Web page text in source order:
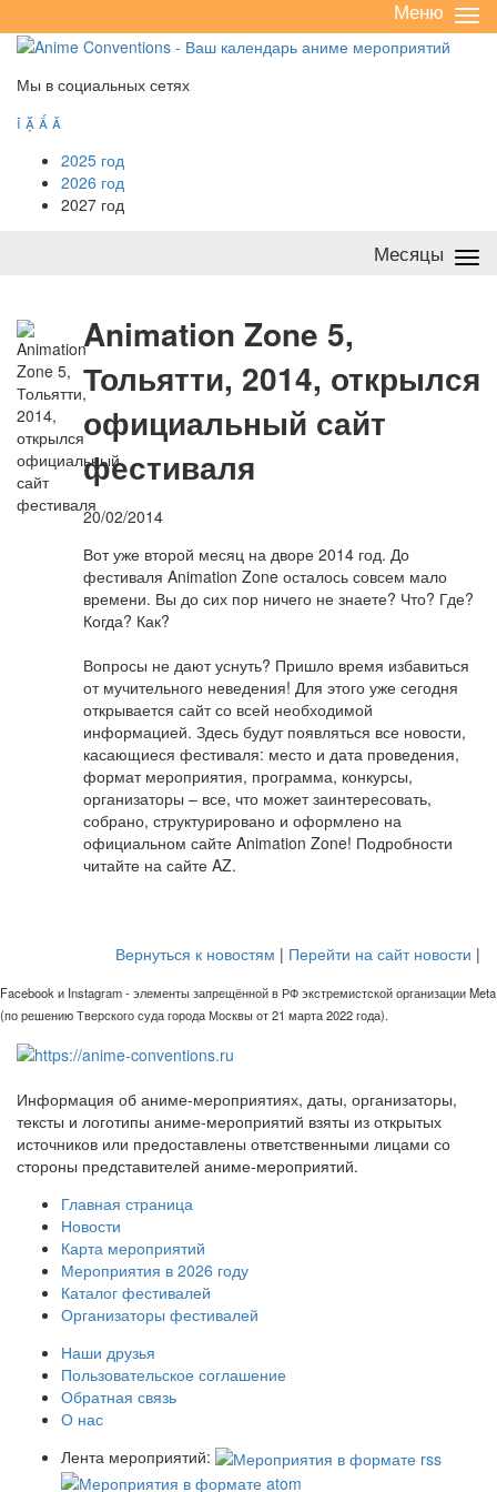
/
Меню
Мы в социальных сетях
   
2025 год
2026 год
2027 год
Месяцы
Animation Zone 5,
Тольятти, 2014, открылся
официальный сайт
фестиваля
20/02/2014
Вот уже второй месяц на дворе 2014 год. До
фестиваля Animation Zone осталось совсем мало
времени. Вы до сих пор ничего не знаете? Что? Где?
Когда? Как?
Вопросы не дают уснуть? Пришло время избавиться
от мучительного неведения! Для этого уже сегодня
открывается сайт со всей необходимой
информацией. Здесь будут появляться все новости,
касающиеся фестиваля: место и дата проведения,
формат мероприятия, программа, конкурсы,
организаторы – все, что может заинтересовать,
собрано, структурировано и оформлено на
официальном сайте Animation Zone! Подробности
читайте на сайте AZ.
Вернуться к новостям | Перейти на сайт новости |
Facebook и Instagram - элементы запрещённой в РФ экстремистской организации Meta
(по решению Тверского суда города Москвы от 21 марта 2022 года).
Информация об аниме-мероприятиях, даты, организаторы,
тексты и логотипы аниме-мероприятий взяты из открытых
источников или предоставлены ответственными лицами со
стороны представителей аниме-мероприятий.
Главная страница
Новости
Карта мероприятий
Мероприятия в 2026 году
Каталог фестивалей
Организаторы фестивалей
Наши друзья
Пользовательское соглашение
Обратная связь
О нас
Лента мероприятий: